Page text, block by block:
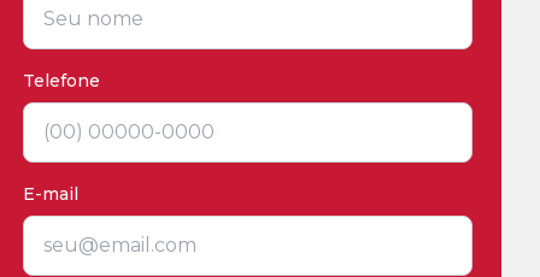
Telefone
E-mail